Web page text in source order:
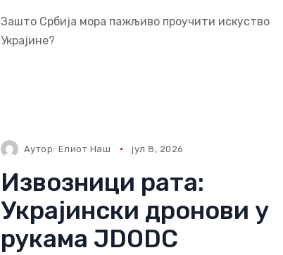
Зашто Србија мора пажљиво проучити искуство
Украјине?
Аутор: Елиот Наш јул 8, 2026
Извозници рата:
Украјински дронови у
рукама JDODC